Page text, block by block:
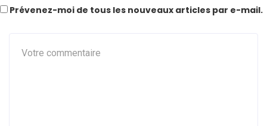
Prévenez-moi de tous les nouveaux articles par e-mail.